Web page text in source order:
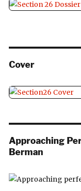
Cover
Approaching
Berman